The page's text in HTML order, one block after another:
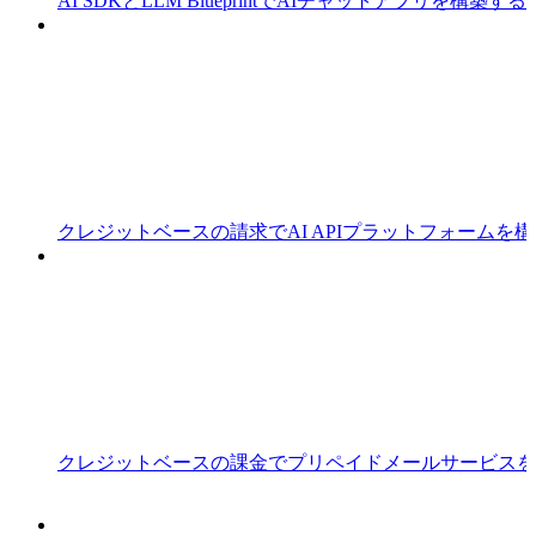
クレジットベースの請求でAI APIプラットフォームを
クレジットベースの課金でプリペイドメールサービス